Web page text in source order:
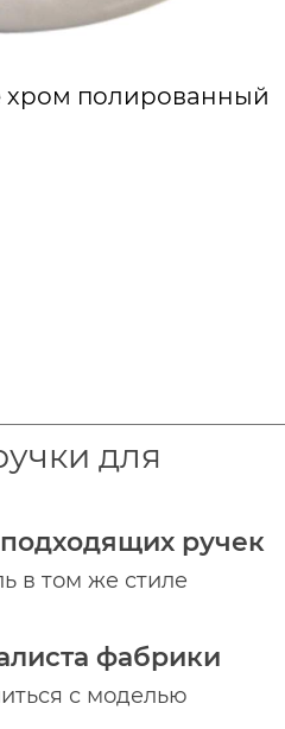
хром полированный
для
ручек
в том же стиле
фабрики
с моделью